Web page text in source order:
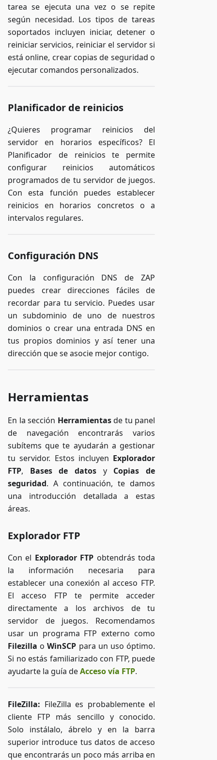
tarea se ejecuta una vez o se repite
según necesidad. Los tipos de tareas
soportados incluyen iniciar, detener o
reiniciar servicios, reiniciar el servidor si
está online, crear copias de seguridad o
ejecutar comandos personalizados.
Planificador de reinicios
¿Quieres programar reinicios del
servidor en horarios específicos? El
Planificador de reinicios te permite
configurar reinicios automáticos
programados de tu servidor de juegos.
Con esta función puedes establecer
reinicios en horarios concretos o a
intervalos regulares.
Configuración DNS
Con la configuración DNS de ZAP
puedes crear direcciones fáciles de
recordar para tu servicio. Puedes usar
un subdominio de uno de nuestros
dominios o crear una entrada DNS en
tus propios dominios y así tener una
dirección que se asocie mejor contigo.
Herramientas
En la sección Herramientasde tu panel
de navegación encontrarás varios
subítems que te ayudarán a gestionar
tu servidor. Estos incluyen Explorador
FTP, Bases de datos y Copias de
seguridad. A continuación, te damos
una introducción detallada a estas
áreas.
Explorador FTP
Con el Explorador FTP obtendrás toda
la información necesaria para
establecer una conexión al acceso FTP.
El acceso FTP te permite acceder
directamente a los archivos de tu
servidor de juegos. Recomendamos
usar un programa FTP externo como
Filezilla oWinSCP para un uso óptimo.
Si no estás familiarizado con FTP, puede
ayudarte la guía deAcceso vía FTP.
FileZilla: FileZilla es probablemente el
cliente FTP más sencillo y conocido.
Solo instálalo, ábrelo y en la barra
superior introduce tus datos de acceso
que encontrarás un poco más arriba en